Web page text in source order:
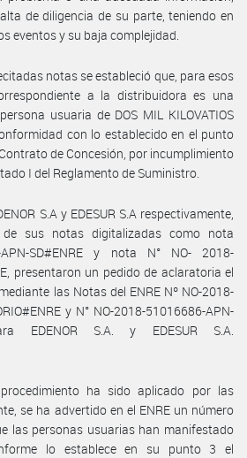
de diligencia de su parte, teniendo en
eventos y su baja complejidad.
notas se estableció que, para esos
a la distribuidora es una
usuaria de DOS MIL KILOVATIOS
con lo establecido en el punto
de Concesión, por incumplimiento
I del Reglamento de Suministro.
S.A y EDESUR S.A respectivamente,
de sus notas digitalizadas como nota
APN-SD#ENRE y nota N° NO- 2018-
presentaron un pedido de aclaratoria el
las Notas del ENRE Nº NO-2018-
y N° NO-2018-51016686-APN-
EDENOR S.A. y EDESUR S.A.
ha sido aplicado por las
se ha advertido en el ENRE un número
las personas usuarias han manifestado
lo establece en su punto 3 el